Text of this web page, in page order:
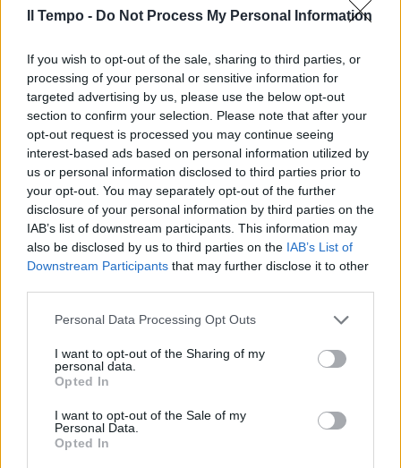
Il Tempo - Do Not Process My Personal Information
If you wish to opt-out of the sale, sharing to third parties, or
processing of your personal or sensitive information for
targeted advertising by us, please use the below opt-out
section to confirm your selection. Please note that after your
opt-out request is processed you may continue seeing
interest-based ads based on personal information utilized by
us or personal information disclosed to third parties prior to
your opt-out. You may separately opt-out of the further
disclosure of your personal information by third parties on the
IAB’s list of downstream participants. This information may
also be disclosed by us to third parties on the IAB’s List of
Downstream Participants that may further disclose it to other
Personal Data Processing Opt Outs
I want to opt-out of the Sharing of my
personal data.
Opted In
I want to opt-out of the Sale of my
Personal Data.
Opted In
"Al lavoro per scongiurare
l'emergenza". Incendio
Malagrotta, l'impegno di
Rocca